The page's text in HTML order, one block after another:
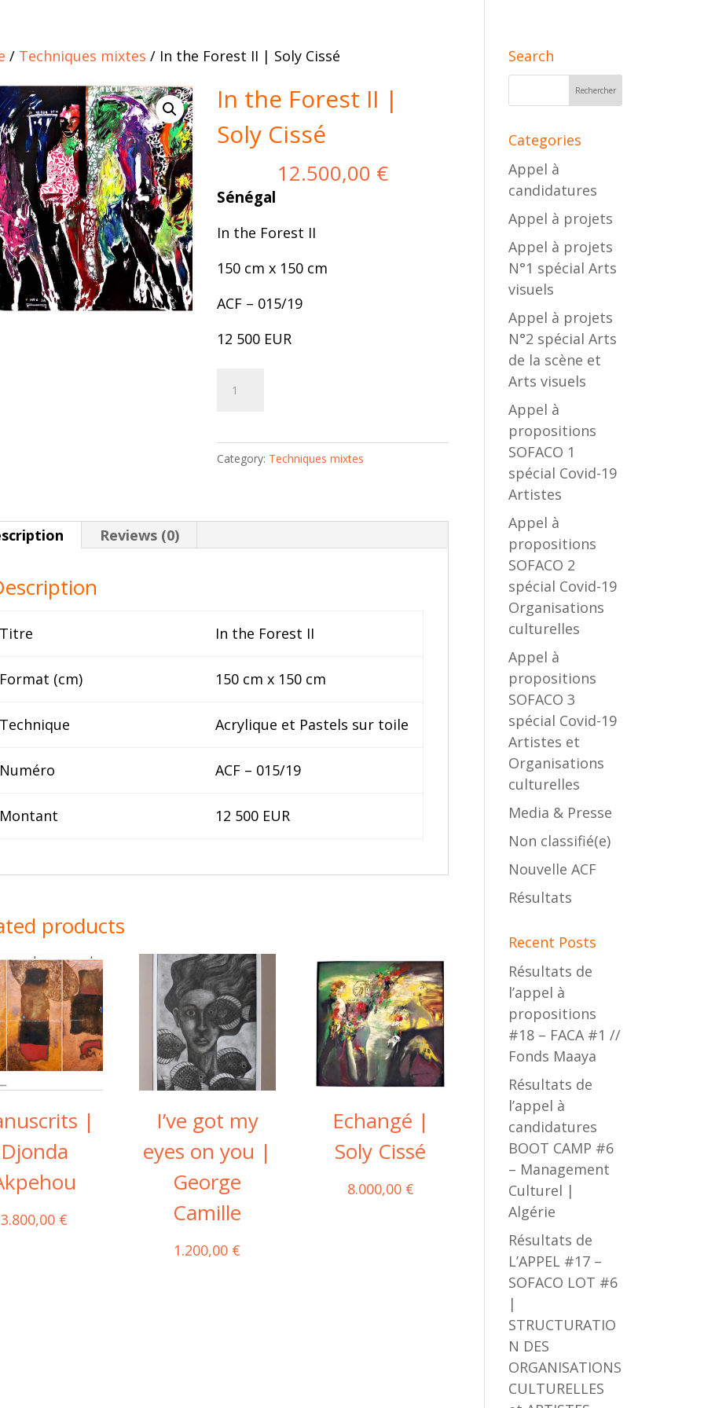
/ Techniques mixtes / In the Forest II | Soly Cissé
In the Forest II |
Soly Cissé
12.500,00 €
Sénégal
In the Forest II
150 cm x 150 cm
ACF – 015/19
12 500 EUR
the
II
|
quantity
Category: Techniques mixtes
Reviews (0)
In the Forest II
(cm) 150 cm x 150 cm
Acrylique et Pastels sur toile
ACF – 015/19
12 500 EUR
products
|
Djonda
3.800,00 €
I’ve got my
eyes on you |
George
Camille
1.200,00 €
Echangé |
Soly Cissé
8.000,00 €
Search
Categories
Appel à
candidatures
Appel à projets
Appel à projets
N°1 spécial Arts
visuels
Appel à projets
N°2 spécial Arts
de la scène et
Arts visuels
Appel à
propositions
SOFACO 1
spécial Covid-19
Artistes
Appel à
propositions
SOFACO 2
spécial Covid-19
Organisations
culturelles
Appel à
propositions
SOFACO 3
spécial Covid-19
Artistes et
Organisations
culturelles
Media & Presse
Non classifié(e)
Nouvelle ACF
Résultats
Recent Posts
Résultats de
l’appel à
propositions
#18 – FACA #1 //
Fonds Maaya
Résultats de
l’appel à
candidatures
BOOT CAMP #6
– Management
Culturel |
Algérie
Résultats de
L’APPEL #17 –
SOFACO LOT #6
|
STRUCTURATIO
N DES
ORGANISATIONS
CULTURELLES